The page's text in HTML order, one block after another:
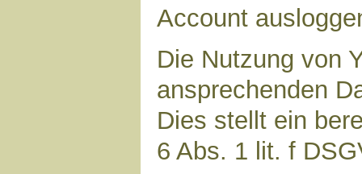
Account
Die Nutzung von
ansprechenden
Dies stellt ein
6 Abs. 1 lit. f